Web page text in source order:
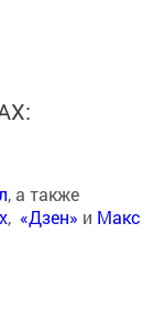
, а также
, «Дзен» и Макс